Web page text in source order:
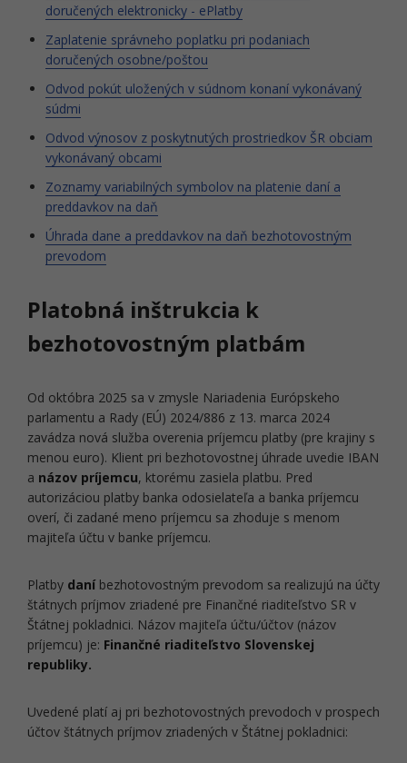
doručených elektronicky - ePlatby
Zaplatenie správneho poplatku pri podaniach
doručených osobne/poštou
Odvod pokút uložených v súdnom konaní vykonávaný
súdmi
Odvod výnosov z poskytnutých prostriedkov ŠR obciam
vykonávaný obcami
Zoznamy variabilných symbolov na platenie daní a
preddavkov na daň
Úhrada dane a preddavkov na daň bezhotovostným
prevodom
Platobná inštrukcia k
bezhotovostným platbám
Od októbra 2025 sa v zmysle Nariadenia Európskeho
parlamentu a Rady (EÚ) 2024/886 z 13. marca 2024
zavádza nová služba overenia príjemcu platby (pre krajiny s
menou euro). Klient pri bezhotovostnej úhrade uvedie IBAN
a názov príjemcu, ktorému zasiela platbu. Pred
autorizáciou platby banka odosielateľa a banka príjemcu
overí, či zadané meno príjemcu sa zhoduje s menom
majiteľa účtu v banke príjemcu.
Platby daníbezhotovostným prevodom sa realizujú na účty
štátnych príjmov zriadené pre Finančné riaditeľstvo SR v
Štátnej pokladnici. Názov majiteľa účtu/účtov (názov
príjemcu) je: Finančné riaditeľstvo Slovenskej
republiky.
Uvedené platí aj pri bezhotovostných prevodoch v prospech
účtov štátnych príjmov zriadených v Štátnej pokladnici: